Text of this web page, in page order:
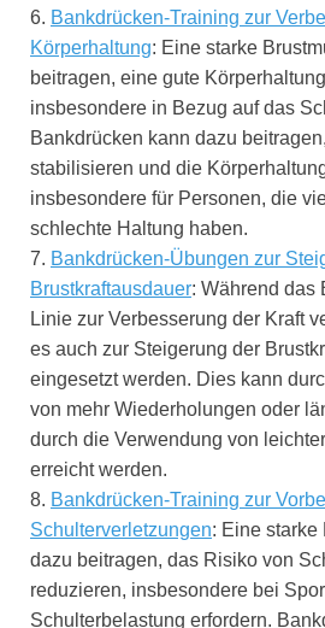
6. Bankdrücken-Training zur
Körperhaltung: Eine starke
beitragen, eine gute
insbesondere in Bezug auf das
Bankdrücken kann dazu
stabilisieren und die
insbesondere für Personen, die
schlechte Haltung haben.
7. Bankdrücken-Übungen zur
Brustkraftausdauer: Während das
Linie zur Verbesserung der Kraft
es auch zur Steigerung der
eingesetzt werden. Dies kann
von mehr Wiederholungen oder
durch die Verwendung von
erreicht werden.
8. Bankdrücken-Training zur
Schulterverletzungen: Eine starke
dazu beitragen, das Risiko von
reduzieren, insbesondere bei
Schulterbelastung erfordern.